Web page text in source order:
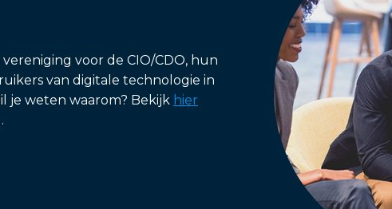
voor de CIO/CDO, hun
van digitale technologie in
je weten waarom? Bekijk hier